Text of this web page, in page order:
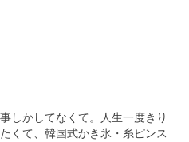
しかしてなくて。人生一度きり
くて、韓国式かき氷・糸ピンス